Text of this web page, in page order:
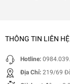
Khách Hàng
Check Bảo Hành
THÔNG TIN LIÊN HỆ
Hotline:
Địa Chỉ: 219/69